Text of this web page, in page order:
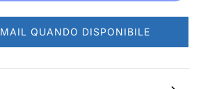
QUANDO DISPONIBILE